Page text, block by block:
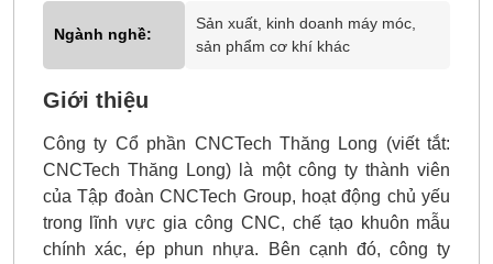
Ngành nghề:
Sản xuất, kinh doanh máy móc,
sản phẩm cơ khí khác
Giới thiệu
Công ty Cổ phần CNCTech Thăng Long (viết tắt:
CNCTech Thăng Long) là một công ty thành viên
của Tập đoàn CNCTech Group, hoạt động chủ yếu
trong lĩnh vực gia công CNC, chế tạo khuôn mẫu
chính xác, ép phun nhựa. Bên cạnh đó, công ty